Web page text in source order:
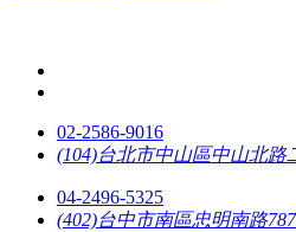
02-2586-9016
(104)台北市中山區中山北路
04-2496-5325
(402)台中市南區忠明南路